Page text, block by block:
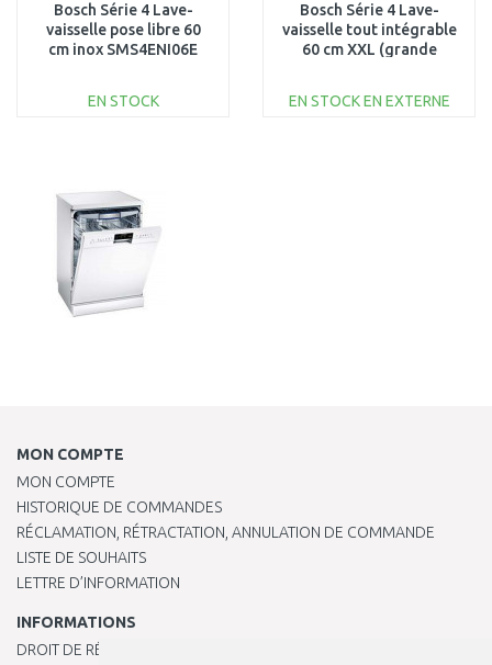
Bosch Série 4 Lave-
vaisselle pose libre 60
cm inox SMS4ENI06E
EN STOCK
Au comparatif
Bosch Série 4 Lave-
vaisselle tout intégrable
60 cm XXL (grande
EN STOCK EN EXTERNE
MON COMPTE
MON COMPTE
HISTORIQUE DE COMMANDES
RÉCLAMATION, RÉTRACTATION, ANNULATION DE COMMANDE
LISTE DE SOUHAITS
LETTRE D’INFORMATION
INFORMATIONS
DROIT DE RÉTRACTATION